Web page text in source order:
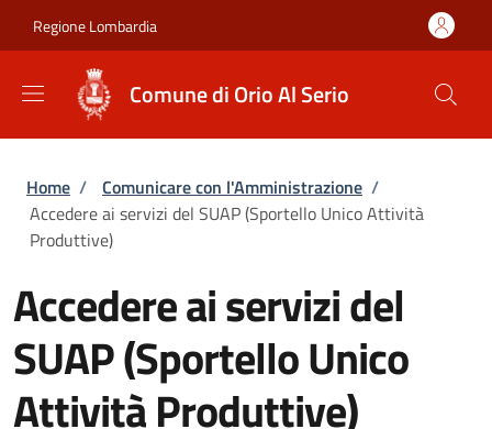
Regione Lombardia
Comune di Orio Al Serio
Briciole di pane
Home / Comunicare con l'Amministrazione /
Accedere ai servizi del SUAP (Sportello Unico Attività
Produttive)
Accedere ai servizi del
SUAP (Sportello Unico
Attività Produttive)